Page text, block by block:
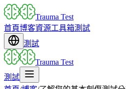
Trauma Test
首頁博客資源工具箱測試
測試
Trauma Test
測試